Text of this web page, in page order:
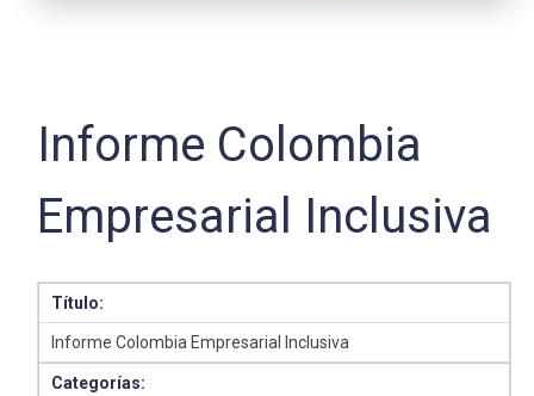
Informe Colombia
Empresarial Inclusiva
Título:
Informe Colombia Empresarial Inclusiva
Categorías: